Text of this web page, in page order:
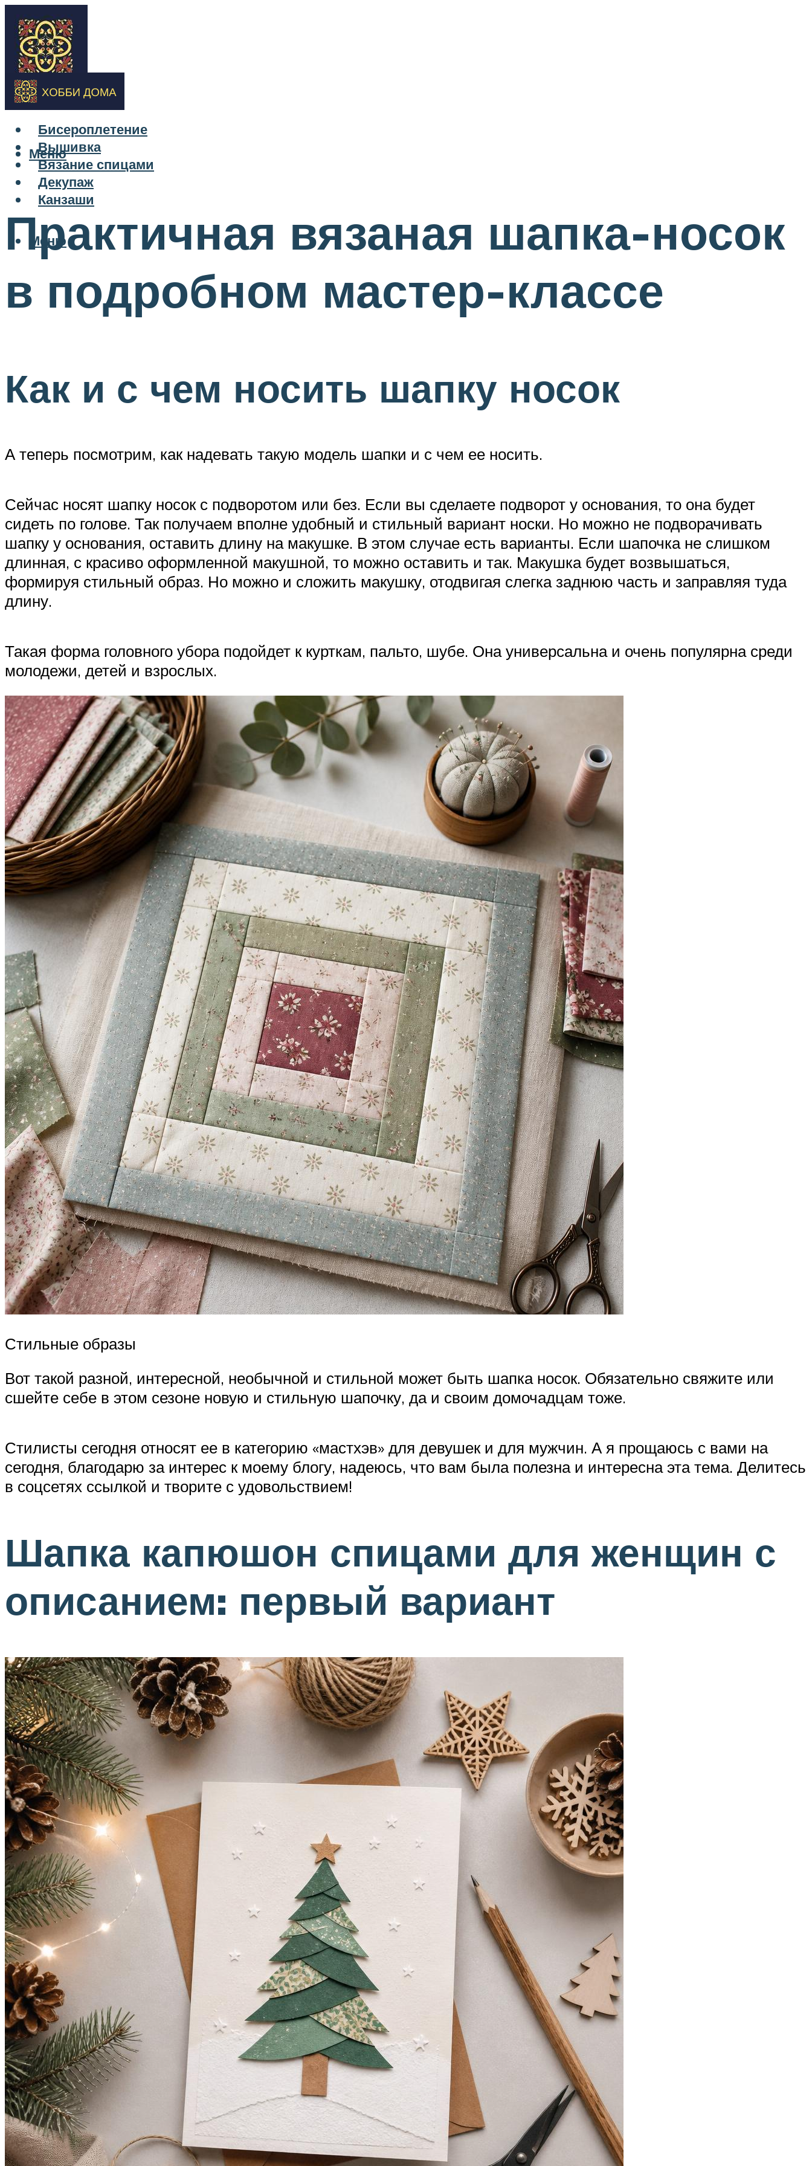
Бисероплетение
Вышивка
Вязание спицами
Декупаж
Канзаши
Меню
Меню
Практичная вязаная шапка-носок
в подробном мастер-классе
Как и с чем носить шапку носок
А теперь посмотрим, как надевать такую модель шапки и с чем ее носить.
Сейчас носят шапку носок с подворотом или без. Если вы сделаете подворот у основания, то она будет
сидеть по голове. Так получаем вполне удобный и стильный вариант носки. Но можно не подворачивать
шапку у основания, оставить длину на макушке. В этом случае есть варианты. Если шапочка не слишком
длинная, с красиво оформленной макушной, то можно оставить и так. Макушка будет возвышаться,
формируя стильный образ. Но можно и сложить макушку, отодвигая слегка заднюю часть и заправляя туда
длину.
Такая форма головного убора подойдет к курткам, пальто, шубе. Она универсальна и очень популярна среди
молодежи, детей и взрослых.
Стильные образы
Вот такой разной, интересной, необычной и стильной может быть шапка носок. Обязательно свяжите или
сшейте себе в этом сезоне новую и стильную шапочку, да и своим домочадцам тоже.
Стилисты сегодня относят ее в категорию «мастхэв» для девушек и для мужчин. А я прощаюсь с вами на
сегодня, благодарю за интерес к моему блогу, надеюсь, что вам была полезна и интересна эта тема. Делитесь
в соцсетях ссылкой и творите с удовольствием!
Шапка капюшон спицами для женщин с
описанием: первый вариант